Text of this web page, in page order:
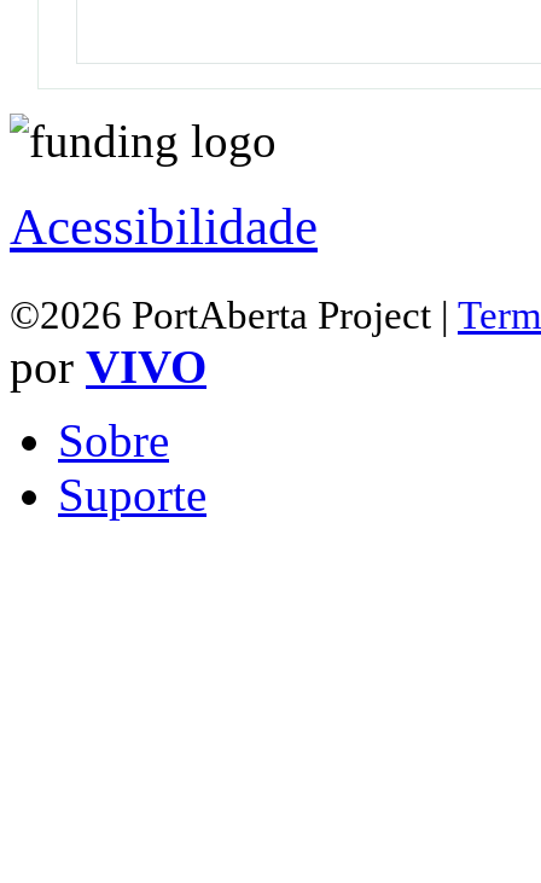
Acessibilidade
©2026 PortAberta Project |
por VIVO
Sobre
Suporte